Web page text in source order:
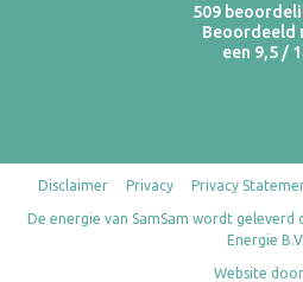
509
Beoordeeld
een 9,5 /
Disclaimer Privacy Privacy
De energie van SamSam wordt geleverd
Energie B.V.
Website